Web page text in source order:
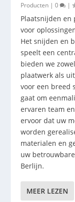
Producten |0 |
Plaatsnijden
voor
Het snijden en
speelt een
bieden we
plaatwerk als
voor een breed
gaat om
ervaren team
ervoor dat uw
worden
materialen en
uw
Berlijn.
MEER LEZEN